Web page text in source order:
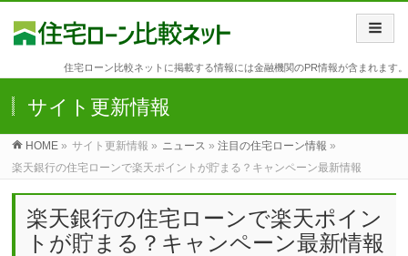
住宅ローン比較ネットに掲載する情報には金融機関のPR情報が含まれます。
サイト更新情報
HOME » サイト更新情報 » ニュース »注目の住宅ローン情報 »
楽天銀行の住宅ローンで楽天ポイントが貯まる？キャンペーン最新情報
楽天銀行の住宅ローンで楽天ポイン
トが貯まる？キャンペーン最新情報